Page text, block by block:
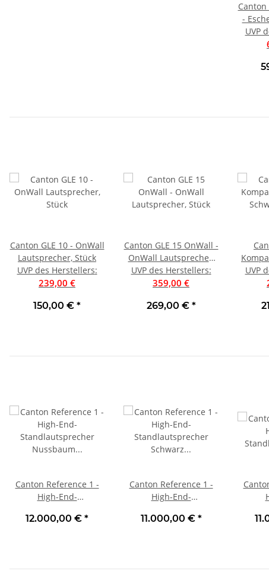
Canton
-
UVP
Canton GLE 10 - OnWall
Lautsprecher, Stück
UVP des Herstellers:
239,00 €
150,00 € *
Canton GLE 15 OnWall -
OnWall Lautsprecher,
Stück
UVP des Herstellers:
359,00 €
269,00 € *
UVP
Canton Reference 1 -
High-End-
Nussbaum Stück | Neu
12.000,00 € *
Canton Reference 1 -
High-End-
Schwarz Piano Stück |
11.000,00 € *
Weiß